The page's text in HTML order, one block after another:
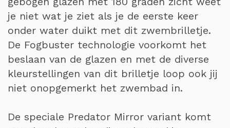
je niet wat je ziet als je de eerste keer
onder water duikt met dit zwembrilletje.
De Fogbuster technologie voorkomt het
beslaan van de glazen en met de diverse
kleurstellingen van dit brilletje loop ook jij
niet onopgemerkt het zwembad in.
De speciale Predator Mirror variant komt